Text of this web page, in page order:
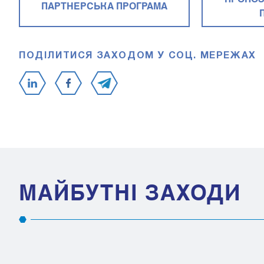
ПАРТНЕРСЬКА ПРОГРАМА
ПОДІЛИТИСЯ ЗАХОДОМ У СОЦ. МЕРЕЖАХ
МАЙБУТНІ ЗАХОДИ